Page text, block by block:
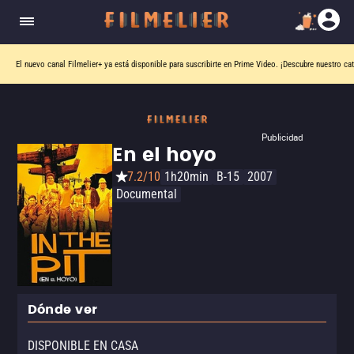
El nuevo canal Filmelier+ ya está disponible para suscribirte en Prime Video. ¡Descubre nuestro
Publicidad
En el hoyo
7.2/10 1h20min B-15 2007
Documental
Dónde ver
DISPONIBLE EN CASA